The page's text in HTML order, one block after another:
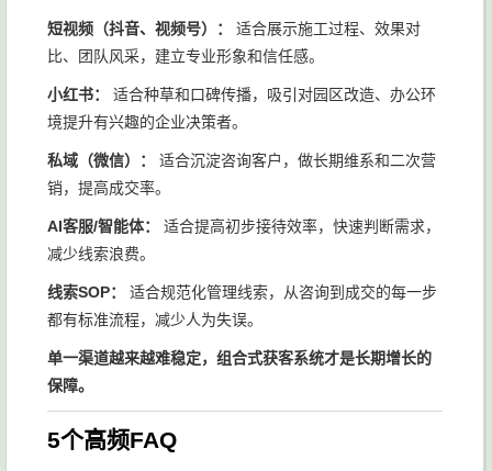
短视频（抖音、视频号）：
适合展示施工过程、效果对
比、团队风采，建立专业形象和信任感。
小红书：
适合种草和口碑传播，吸引对园区改造、办公环
境提升有兴趣的企业决策者。
私域（微信）：
适合沉淀咨询客户，做长期维系和二次营
销，提高成交率。
AI客服/智能体：
适合提高初步接待效率，快速判断需求，
减少线索浪费。
线索SOP：
适合规范化管理线索，从咨询到成交的每一步
都有标准流程，减少人为失误。
单一渠道越来越难稳定，组合式获客系统才是长期增长的
保障。
5个高频FAQ